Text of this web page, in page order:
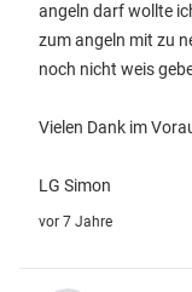
angeln darf wollte
zum angeln mit zu
noch nicht weis
Vielen Dank im
LG Simon
vor 7 Jahre